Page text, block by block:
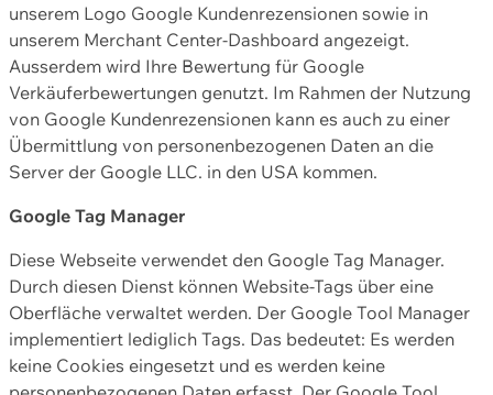
unserem Logo Google Kundenrezensionen sowie in
unserem Merchant Center-Dashboard angezeigt.
Ausserdem wird Ihre Bewertung für Google
Verkäuferbewertungen genutzt. Im Rahmen der Nutzung
von Google Kundenrezensionen kann es auch zu einer
Übermittlung von personenbezogenen Daten an die
Server der Google LLC. in den USA kommen.
Google Tag Manager
Diese Webseite verwendet den Google Tag Manager.
Durch diesen Dienst können Website-Tags über eine
Oberfläche verwaltet werden. Der Google Tool Manager
implementiert lediglich Tags. Das bedeutet: Es werden
keine Cookies eingesetzt und es werden keine